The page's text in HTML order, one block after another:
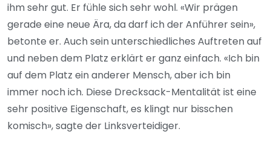
ihm sehr gut. Er fühle sich sehr wohl. «Wir prägen
gerade eine neue Ära, da darf ich der Anführer sein»,
betonte er. Auch sein unterschiedliches Auftreten auf
und neben dem Platz erklärt er ganz einfach. «Ich bin
auf dem Platz ein anderer Mensch, aber ich bin
immer noch ich. Diese Drecksack-Mentalität ist eine
sehr positive Eigenschaft, es klingt nur bisschen
komisch», sagte der Linksverteidiger.